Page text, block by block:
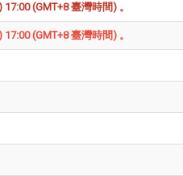
(GMT+8 臺灣時間) 。
(GMT+8 臺灣時間) 。